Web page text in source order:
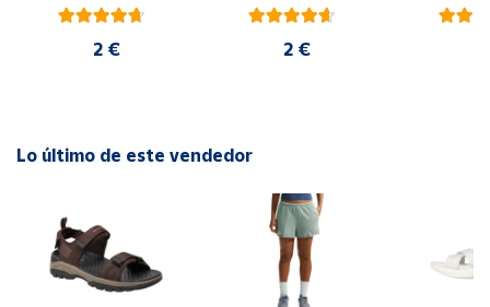
2 € 2 €
Lo último de este vendedor